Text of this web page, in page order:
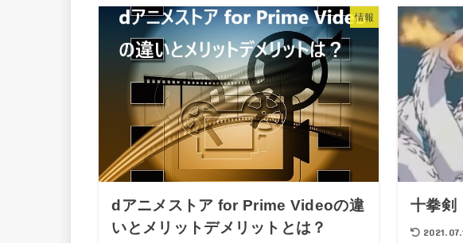
情報
dアニメストア for Prime Videoの違
いとメリットデメリットとは？
十拳剣